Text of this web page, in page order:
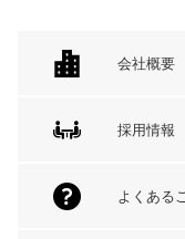
会社概要
採用情報
よくある